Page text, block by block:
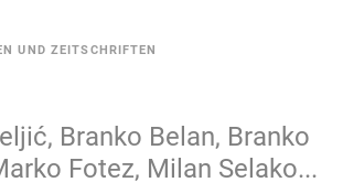
UND ZEITSCHRIFTEN
Branko Belan, Branko
Fotez, Milan Selako...